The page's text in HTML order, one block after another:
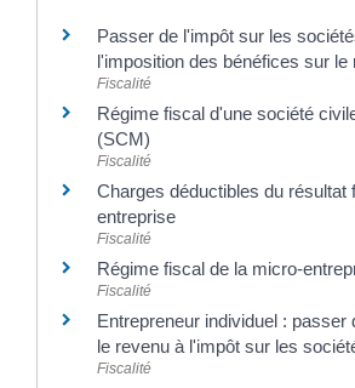
Passer de l'impôt sur les
l'imposition des bénéfices sur le
Fiscalité
Régime fiscal d'une société
(SCM)
Fiscalité
Charges déductibles du résultat
entreprise
Fiscalité
Régime fiscal de la micro-
Fiscalité
Entrepreneur individuel : passer
le revenu à l'impôt sur les
Fiscalité